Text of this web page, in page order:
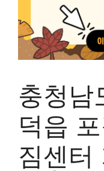
충청남
덕읍
짐센터